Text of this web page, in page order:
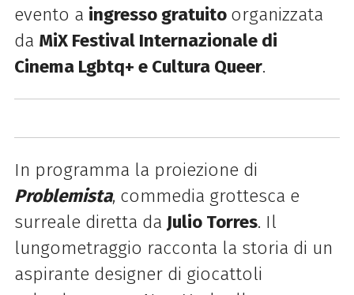
evento a ingresso gratuito organizzata
da MiX Festival Internazionale di
Cinema Lgbtq+ e Cultura Queer.
In programma la proiezione di
Problemista, commedia grottesca e
surreale diretta da Julio Torres. Il
lungometraggio racconta la storia di un
aspirante designer di giocattoli